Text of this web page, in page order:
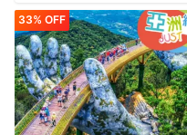
33% OFF